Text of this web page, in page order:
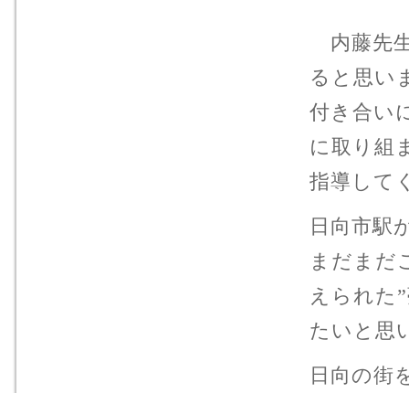
内藤先
ると思い
付き合い
に取り組
指導して
日向市駅
まだまだ
えられた
たいと思
日向の街